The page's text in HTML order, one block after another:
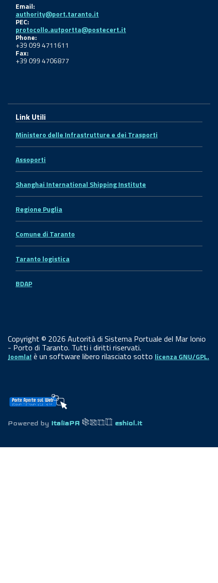
Email:
authority@port.taranto.it
PEC:
protocollo.autportta@postecert.it
Phone:
+39 099 4711611
Fax:
+39 099 4706877
Link Utili
Ministero delle Infrastrutture e dei Trasporti
Assoporti
Shanghai International Shipping Institute
Regione Puglia
Comune di Taranto
Taranto logistica
BDAP
Copyright © 2026 Autorità di Sistema Portuale del Mar Ionio
- Porto di Taranto. Tutti i diritti riservati.
Joomla! è un software libero rilasciato sotto licenza GNU/GPL.
Powered by ItaliaPA eshiol.it